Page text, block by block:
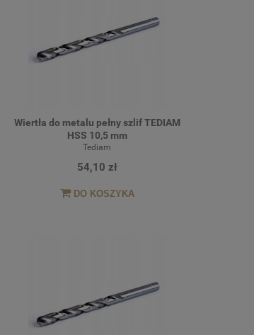
Wiertła do metalu pełny szlif TEDIAM
HSS 10,5 mm
Tediam
54,10 zł
DO KOSZYKA